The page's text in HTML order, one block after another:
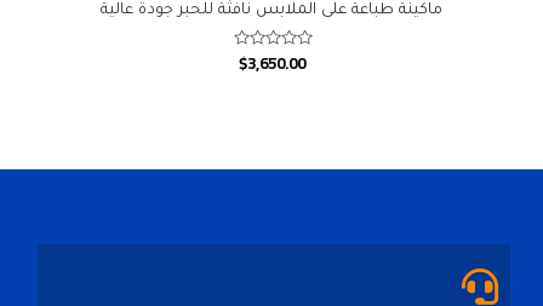
ماكينة طباعة على الملابس نافثة للحبر جودة عالية
Rated
0
$3,650.00